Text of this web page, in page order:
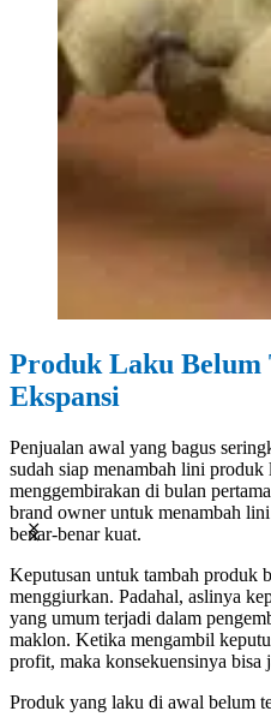
Produk Laku Belum
Ekspansi
Penjualan awal yang bagus
sudah siap menambah lini
menggembirakan di bulan
brand owner untuk menambah
benar-benar kuat.
Keputusan untuk tambah produk
menggiurkan. Padahal, aslinya
yang umum terjadi dalam
maklon. Ketika mengambil
profit, maka konsekuensinya bisa
Produk yang laku di awal belum